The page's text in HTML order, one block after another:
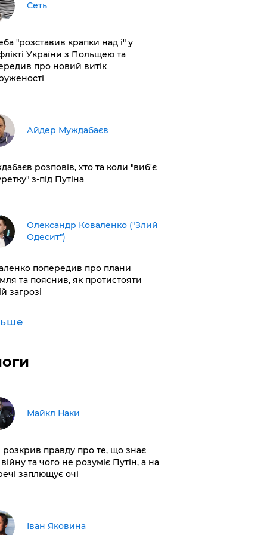
Сеть
"розставив крапки над і" у
України з Польщею та
про новий витік
Айдер Муждабаєв
розповів, хто та коли "виб'є
з-під Путіна
Олександр Коваленко ("Злий
Одесит")
попередив про плани
та пояснив, як протистояти
загрозі
Майкл Наки
розкрив правду про те, що знає
та чого не розуміє Путін, а на
заплющує очі
Іван Яковина